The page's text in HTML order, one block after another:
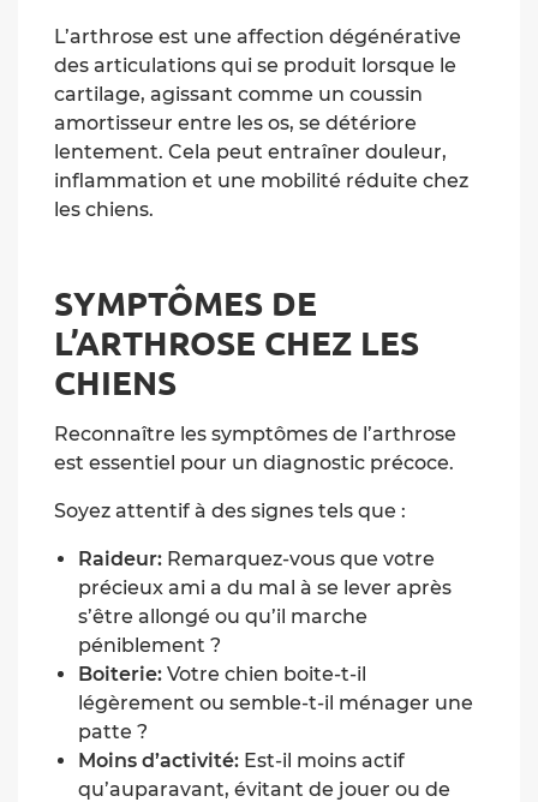
L’arthrose est une affection dégénérative
des articulations qui se produit lorsque le
cartilage, agissant comme un coussin
amortisseur entre les os, se détériore
lentement. Cela peut entraîner douleur,
inflammation et une mobilité réduite chez
les chiens.
SYMPTÔMES DE
L’ARTHROSE CHEZ LES
CHIENS
Reconnaître les symptômes de l’arthrose
est essentiel pour un diagnostic précoce.
Soyez attentif à des signes tels que :
Raideur: Remarquez-vous que votre
précieux ami a du mal à se lever après
s’être allongé ou qu’il marche
péniblement ?
Boiterie: Votre chien boite-t-il
légèrement ou semble-t-il ménager une
patte ?
Moins d’activité: Est-il moins actif
qu’auparavant, évitant de jouer ou de